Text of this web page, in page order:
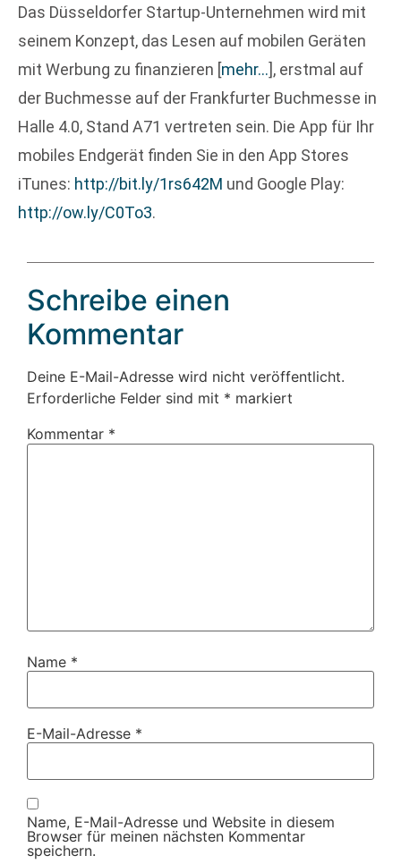
Das Düsseldorfer Startup-Unternehmen wird mit
seinem Konzept, das Lesen auf mobilen Geräten
mit Werbung zu finanzieren [mehr…], erstmal auf
der Buchmesse auf der Frankfurter Buchmesse in
Halle 4.0, Stand A71 vertreten sein. Die App für Ihr
mobiles Endgerät finden Sie in den App Stores
iTunes: http://bit.ly/1rs642M und Google Play:
http://ow.ly/C0To3.
Schreibe einen
Kommentar
Deine E-Mail-Adresse wird nicht veröffentlicht.
Erforderliche Felder sind mit * markiert
Kommentar *
Name *
E-Mail-Adresse *
Name, E-Mail-Adresse und Website in diesem
Browser für meinen nächsten Kommentar
speichern.